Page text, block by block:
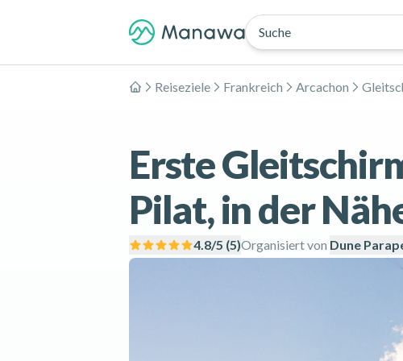
Suche
Home
Reiseziele Frankreich Arcachon
Erste
Pilat, in der
Organisiert von Dune
4.8/5 (5)